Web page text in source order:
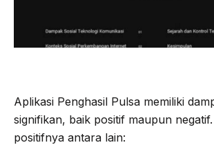
Aplikasi Penghasil Pulsa memiliki
signifikan, baik positif maupun
positifnya antara lain: